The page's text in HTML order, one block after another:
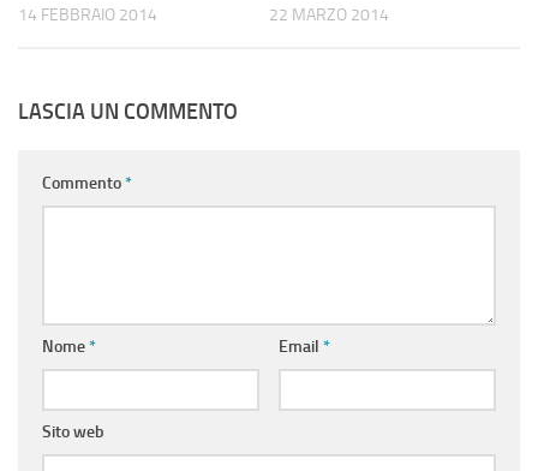
14 FEBBRAIO 2014 22 MARZO 2014
LASCIA UN COMMENTO
Commento*
Nome* Email *
Sito web